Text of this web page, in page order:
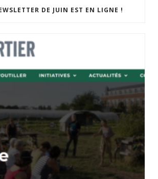
DE JUIN EST EN LIGNE !